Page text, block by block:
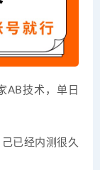
AB技术，单日
已经内测很久